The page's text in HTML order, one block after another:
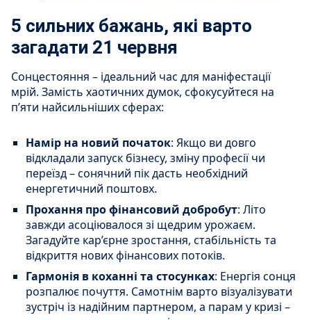
5 сильних бажань, які варто
загадати 21 червня
Сонцестояння – ідеальний час для маніфестації
мрій. Замість хаотичних думок, сфокусуйтеся на
п’яти найсильніших сферах:
Намір на новий початок: Якщо ви довго
відкладали запуск бізнесу, зміну професії чи
переїзд – сонячний пік дасть необхідний
енергетичний поштовх.
Прохання про фінансовий добробут: Літо
завжди асоціювалося зі щедрим урожаєм.
Загадуйте кар’єрне зростання, стабільність та
відкриття нових фінансових потоків.
Гармонія в коханні та стосунках: Енергія сонця
розпалює почуття. Самотнім варто візуалізувати
зустріч із надійним партнером, а парам у кризі –